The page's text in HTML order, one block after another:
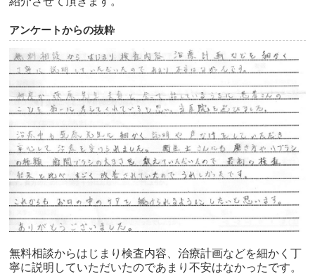
アンケートからの抜粋
無料相談からはじまり検査内容、治療計画などを細かく丁
寧に説明していただいたのであまり不安はなかったです。